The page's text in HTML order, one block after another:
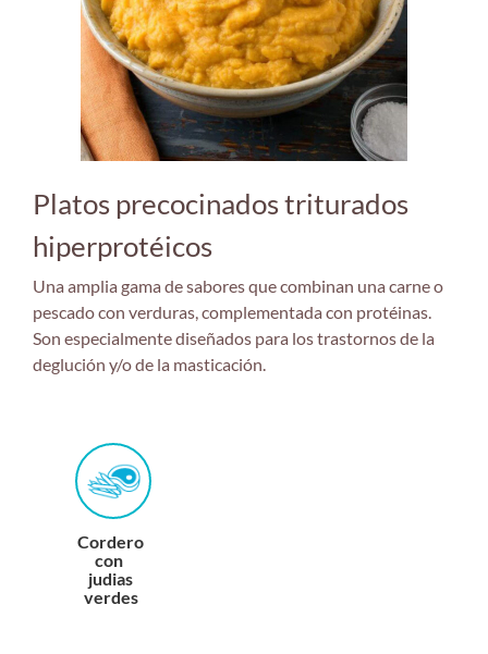
Platos precocinados triturados
hiperprotéicos
Una amplia gama de sabores que combinan una carne o
pescado con verduras, complementada con protéinas.
Son especialmente diseñados para los trastornos de la
deglución y/o de la masticación.
Cordero
con
judias
verdes